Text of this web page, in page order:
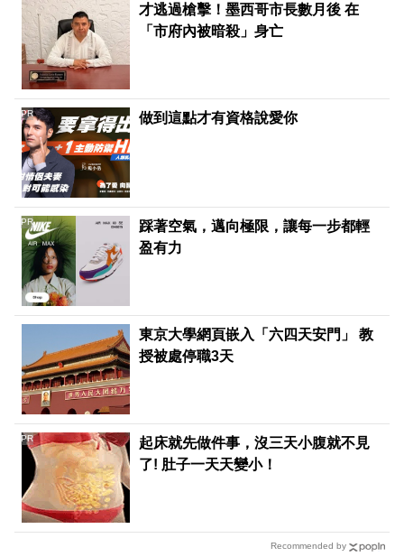
才逃過槍擊！墨西哥市長數月後 在
「市府內被暗殺」身亡
做到這點才有資格說愛你
PR
踩著空氣，邁向極限，讓每一步都輕
盈有力
PR
東京大學網頁嵌入「六四天安門」 教
授被處停職3天
起床就先做件事，沒三天小腹就不見
了! 肚子一天天變小！
PR
Recommended by